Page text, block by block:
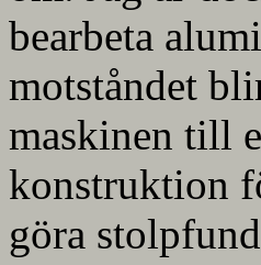
bearbeta
motståndet
maskinen till
konstruktion
göra